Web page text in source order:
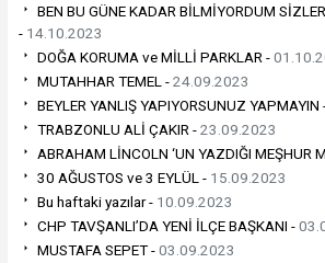
BEN BU GÜNE KADAR BİLMİYORDUM
- 14.10.2023
DOĞA KORUMA ve MİLLİ PARKLAR -
MUTAHHAR TEMEL -24.09.2023
BEYLER YANLIŞ YAPIYORSUNUZ YAPMAYIN
TRABZONLU ALİ ÇAKIR -23.09.2023
ABRAHAM LİNCOLN ‘UN YAZDIĞI MEŞHUR
30 AĞUSTOS ve 3 EYLÜL - 15.09.2023
Bu haftaki yazılar - 10.09.2023
CHP TAVŞANLI’DA YENİ İLÇE BAŞKANI -
MUSTAFA SEPET -03.09.2023